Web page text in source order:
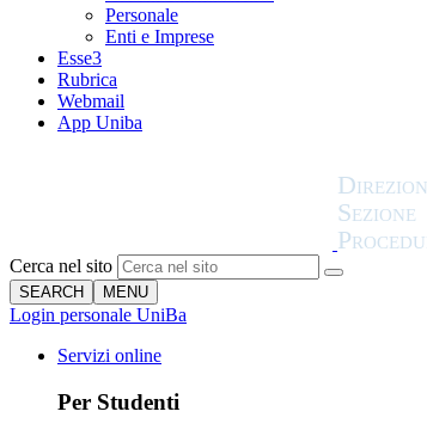
Personale
Enti e Imprese
Esse3
Rubrica
Webmail
App Uniba
Cerca nel sito
SEARCH MENU
Login personale UniBa
Servizi online
Per Studenti